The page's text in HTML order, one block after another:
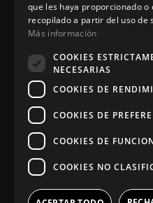
Síguenos
que les haya proporcionado o
recopilado a partir del uso de
Más información
COOKIES
NECESARIAS
COOKIES DE
COOKIES DE
COOKIES DE
COOKIES NO